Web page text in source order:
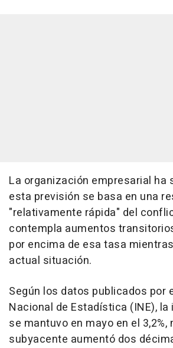
La organización empresarial ha
esta previsión se basa en una
"relativamente rápida" del
contempla aumentos
por encima de esa tasa
actual situación.
Según los datos publicados por
Nacional de Estadística (INE),
se mantuvo en mayo en el
subyacente aumentó dos